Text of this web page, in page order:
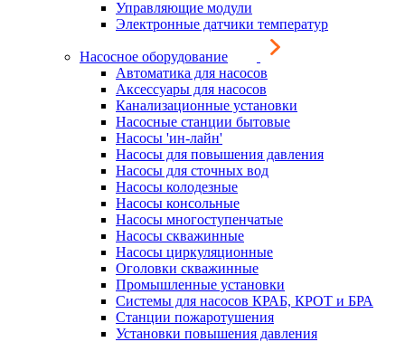
Управляющие модули
Электронные датчики температур
Насосное оборудование
Автоматика для насосов
Аксессуары для насосов
Канализационные установки
Насосные станции бытовые
Насосы 'ин-лайн'
Насосы для повышения давления
Насосы для сточных вод
Насосы колодезные
Насосы консольные
Насосы многоступенчатые
Насосы скважинные
Насосы циркуляционные
Оголовки скважинные
Промышленные установки
Системы для насосов КРАБ, КРОТ и БРА
Станции пожаротушения
Установки повышения давления